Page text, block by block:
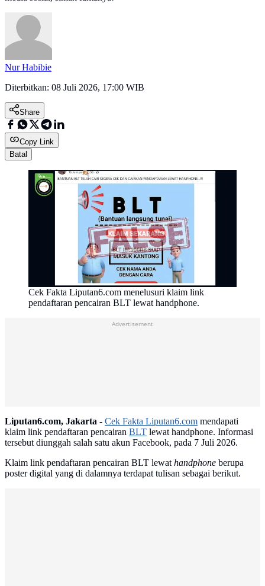
Nur Habibie
Diterbitkan: 08 Juli 2026, 17:00 WIB
Share
Copy Link
Batal
Cek Fakta Liputan6.com menelusuri klaim link
pendaftaran pencairan BLT lewat handphone.
Advertisement
Liputan6.com, Jakarta - Cek Fakta Liputan6.com mendapati
klaim link pendaftaran pencairan BLT lewat handphone. Informasi
tersebut diunggah salah satu akun Facebook, pada 7 Juli 2026.
Klaim link pendaftaran pencairan BLT lewathandphone berupa
poster digital yang di dalamnya terdapat tulisan sebagai berikut.